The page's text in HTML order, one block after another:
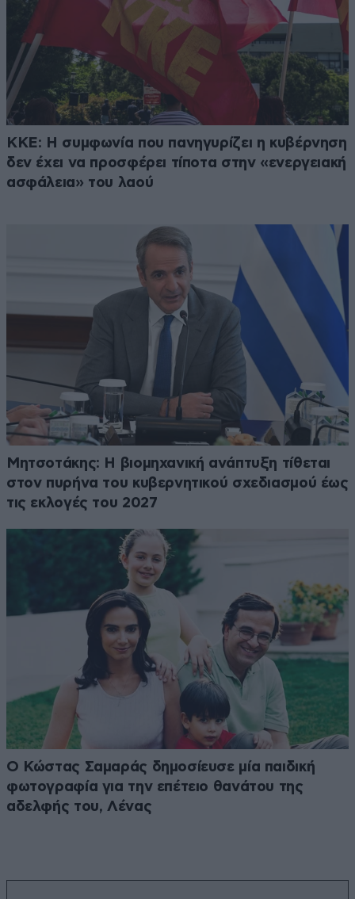
ΚΚΕ: Η συμφωνία που πανηγυρίζει η κυβέρνηση
δεν έχει να προσφέρει τίποτα στην «ενεργειακή
ασφάλεια» του λαού
Μητσοτάκης: Η βιομηχανική ανάπτυξη τίθεται
στον πυρήνα του κυβερνητικού σχεδιασμού έως
τις εκλογές του 2027
Ο Κώστας Σαμαράς δημοσίευσε μία παιδική
φωτογραφία για την επέτειο θανάτου της
αδελφής του, Λένας